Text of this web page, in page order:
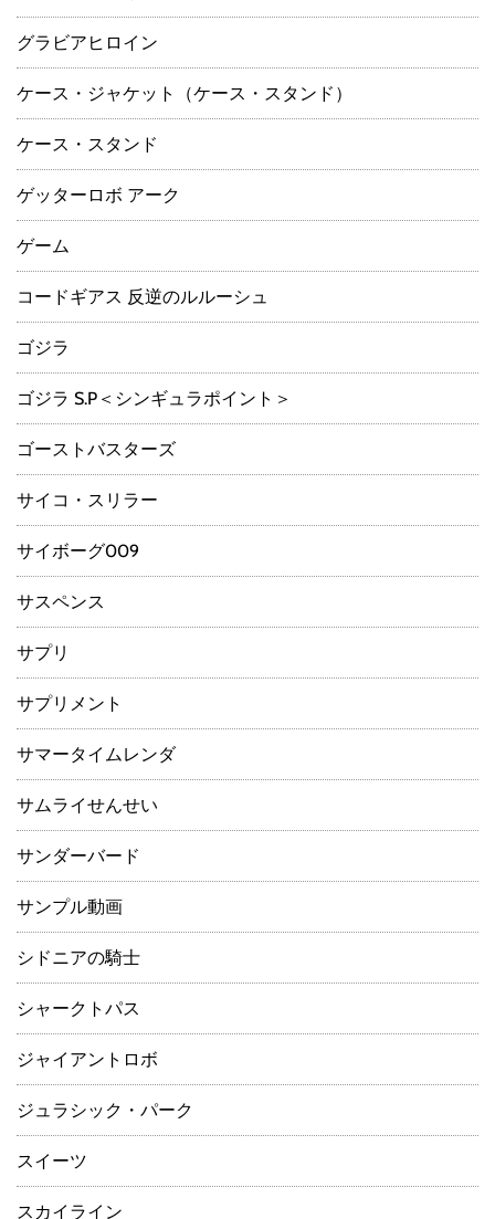
グラビアヒロイン
ケース・ジャケット（ケース・スタンド）
ケース・スタンド
ゲッターロボ アーク
ゲーム
コードギアス 反逆のルルーシュ
ゴジラ
ゴジラ S.P＜シンギュラポイント＞
ゴーストバスターズ
サイコ・スリラー
サイボーグ009
サスペンス
サプリ
サプリメント
サマータイムレンダ
サムライせんせい
サンダーバード
サンプル動画
シドニアの騎士
シャークトパス
ジャイアントロボ
ジュラシック・パーク
スイーツ
スカイライン